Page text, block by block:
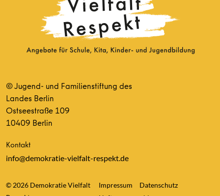
© Jugend- und Familienstiftung des
Landes Berlin
Ostseestraße 109
10409 Berlin
Kontakt
info@demokratie-vielfalt-respekt.de
© 2026 Demokratie Vielfalt
Impressum
Datenschutz